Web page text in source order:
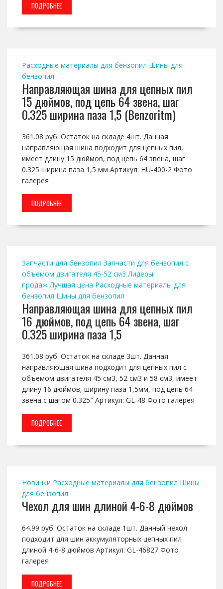
ПОДРОБНЕЕ
Расходные материалы для бензопил Шины для
бензопил
Направляющая шина для цепных пил
15 дюймов, под цепь 64 звена, шаг
0.325 ширина паза 1,5 (Benzoritm)
361.08 руб. Остаток на складе 4шт. Данная
направляющая шина подходит для цепных пил,
имеет длину 15 дюймов, под цепь 64 звена, шаг
0.325 ширина паза 1,5 мм Артикул: HU-400-2 Фото
галерея
ПОДРОБНЕЕ
Запчасти для бензопил Запчасти для бензопил с
объемом двигателя 45-52 см3 Лидеры
продаж Лучшая цена Расходные материалы для
бензопил Шины для бензопил
Направляющая шина для цепных пил
16 дюймов, под цепь 64 звена, шаг
0.325 ширина паза 1,5
361.08 руб. Остаток на складе 3шт. Данная
направляющая шина подходит для цепных пил с
объемом двигателя 45 см3, 52 см3 и 58 см3, имеет
длину 16 дюймов, ширину паза 1,5мм, под цепь 64
звена с шагом 0.325″ Артикул: GL-48 Фото галерея
ПОДРОБНЕЕ
Новинки Расходные материалы для бензопил Шины
для бензопил
Чехол для шин длиной 4-6-8 дюймов
64.99 руб. Остаток на складе 1шт. Данный чехол
подходит для шин аккумуляторных цепных пил
длиной 4-6-8 дюймов Артикул: GL-46827 Фото
галерея
ПОДРОБНЕЕ